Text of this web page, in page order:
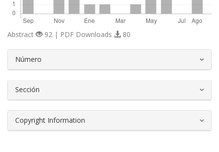
Abstract 92 | PDF Downloads 80
Número
Sección
Copyright Information